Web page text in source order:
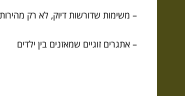
– משימות שדורשות דיוק, לא רק מהירות
– אתגרים זוגיים שמאזנים בין ילדים